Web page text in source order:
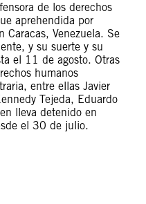
de los derechos
aprehendida por
Caracas, Venezuela. Se
y su suerte y su
el 11 de agosto. Otras
humanos
entre ellas Javier
Tejeda, Eduardo
lleva detenido en
el 30 de julio.